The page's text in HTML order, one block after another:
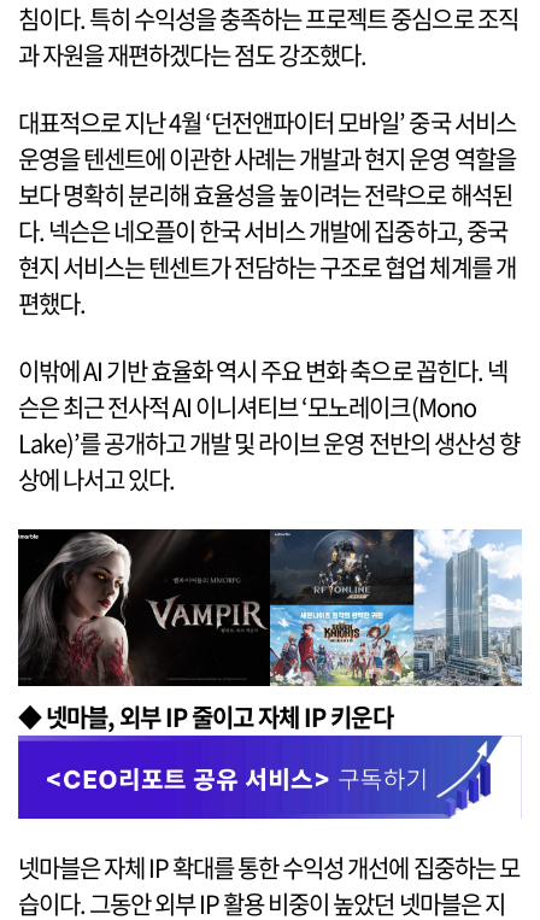
침이다. 특히 수익성을 충족하는 프로젝트 중심으로 조직
과 자원을 재편하겠다는 점도 강조했다.
대표적으로 지난 4월 ‘던전앤파이터 모바일’ 중국 서비스
운영을 텐센트에 이관한 사례는 개발과 현지 운영 역할을
보다 명확히 분리해 효율성을 높이려는 전략으로 해석된
다. 넥슨은 네오플이 한국 서비스 개발에 집중하고, 중국
현지 서비스는 텐센트가 전담하는 구조로 협업 체계를 개
편했다.
이밖에 AI 기반 효율화 역시 주요 변화 축으로 꼽힌다. 넥
슨은 최근 전사적 AI 이니셔티브 ‘모노레이크(Mono
Lake)’를 공개하고 개발 및 라이브 운영 전반의 생산성 향
상에 나서고 있다.
◆ 넷마블, 외부 IP 줄이고 자체 IP 키운다
넷마블은 자체 IP 확대를 통한 수익성 개선에 집중하는 모
습이다. 그동안 외부 IP 활용 비중이 높았던 넷마블은 지